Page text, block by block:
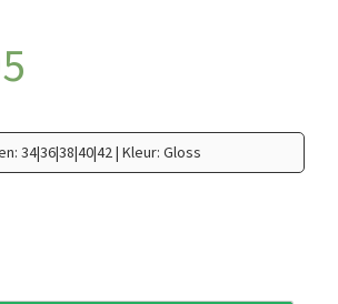
34|36|38|40|42 | Kleur: Gloss